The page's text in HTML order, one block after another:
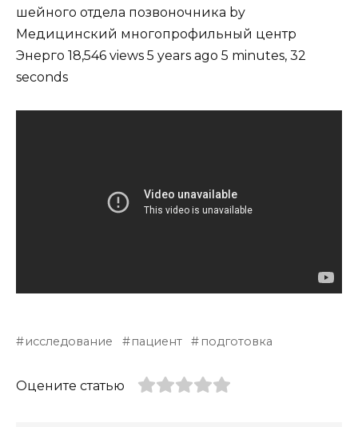
шейного отдела позвоночника by
Медицинский многопрофильный центр
Энерго 18,546 views 5 years ago 5 minutes, 32
seconds
исследование пациент подготовка
Оцените статью